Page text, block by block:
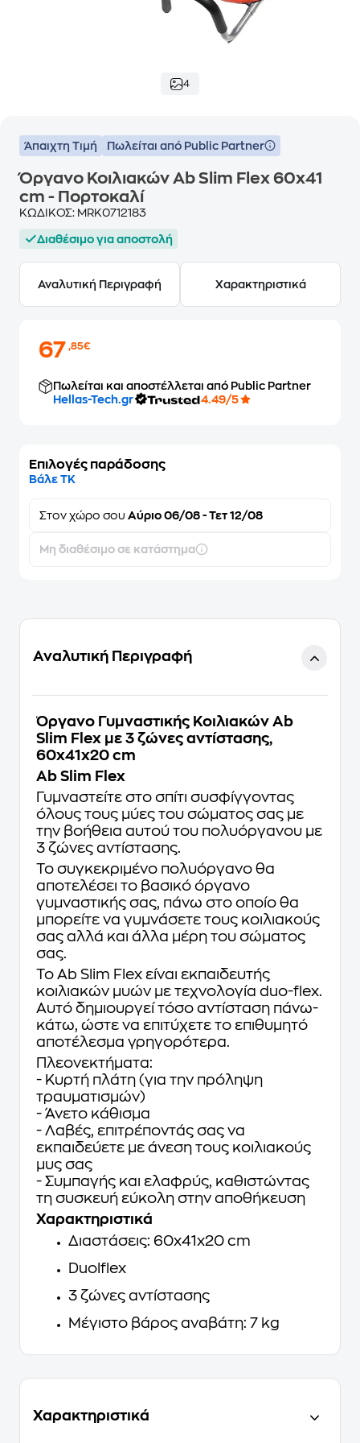
4
Άπαιχτη Τιμή Πωλείται από Public Partner
Όργανο Κοιλιακών Ab Slim Flex 60x41
cm - Πορτοκαλί
ΚΩΔΙΚΟΣ: MRK0712183
Διαθέσιμο για αποστολή
Αναλυτική Περιγραφή Χαρακτηριστικά
67,85€
Πωλείται και αποστέλλεται από Public Partner
Hellas-Tech.gr
4.49/5
Επιλογές παράδοσης
Βάλε ΤΚ
Στον χώρο σου Αύριο 06/08 - Τετ 12/08
Μη διαθέσιμο σε κατάστημα
Αναλυτική Περιγραφή
Όργανο Γυμναστικής Κοιλιακών Ab
Slim Flex με 3 ζώνες αντίστασης,
60x41x20 cm
Ab Slim Flex
Γυμναστείτε στο σπίτι συσφίγγοντας
όλους τους μύες του σώματος σας με
την βοήθεια αυτού του πολυόργανου με
3 ζώνες αντίστασης.
Το συγκεκριμένο πολυόργανο θα
αποτελέσει το βασικό όργανο
γυμναστικής σας, πάνω στο οποίο θα
μπορείτε να γυμνάσετε τους κοιλιακούς
σας αλλά και άλλα μέρη του σώματος
σας.
Το Ab Slim Flex είναι εκπαιδευτής
κοιλιακών μυών με τεχνολογία duo-flex.
Αυτό δημιουργεί τόσο αντίσταση πάνω-
κάτω, ώστε να επιτύχετε το επιθυμητό
αποτέλεσμα γρηγορότερα.
Πλεονεκτήματα:
- Κυρτή πλάτη (για την πρόληψη
τραυματισμών)
- Άνετο κάθισμα
- Λαβές, επιτρέποντάς σας να
εκπαιδεύετε με άνεση τους κοιλιακούς
μυς σας
- Συμπαγής και ελαφρύς, καθιστώντας
τη συσκευή εύκολη στην αποθήκευση
Χαρακτηριστικά
Διαστάσεις: 60x41x20 cm
Duolflex
3 ζώνες αντίστασης
Μέγιστο βάρος αναβάτη: 7 kg
Χαρακτηριστικά